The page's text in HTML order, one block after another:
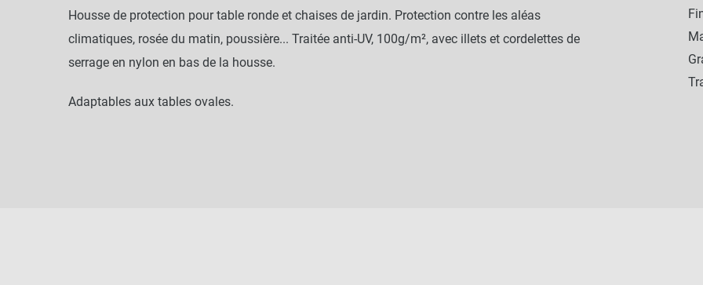
Housse de protection pour table ronde et chaises de jardin. Protection contre les aléas
climatiques, rosée du matin, poussière... Traitée anti-UV, 100g/m², avec illets et cordelettes de
serrage en nylon en bas de la housse.
Adaptables aux tables ovales.